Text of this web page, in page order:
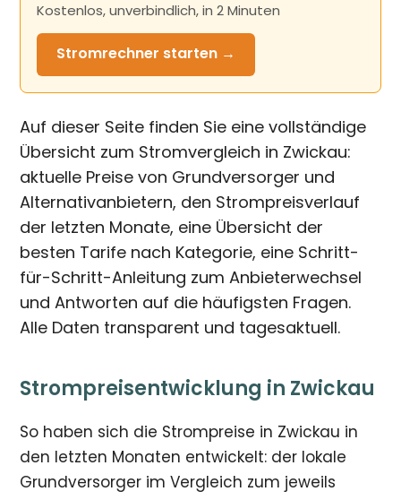
Kostenlos, unverbindlich, in 2 Minuten
Stromrechner starten →
Auf dieser Seite finden Sie eine vollständige
Übersicht zum Stromvergleich in Zwickau:
aktuelle Preise von Grundversorger und
Alternativanbietern, den Strompreisverlauf
der letzten Monate, eine Übersicht der
besten Tarife nach Kategorie, eine Schritt-
für-Schritt-Anleitung zum Anbieterwechsel
und Antworten auf die häufigsten Fragen.
Alle Daten transparent und tagesaktuell.
Strompreisentwicklung in Zwickau
So haben sich die Strompreise in Zwickau in
den letzten Monaten entwickelt: der lokale
Grundversorger im Vergleich zum jeweils